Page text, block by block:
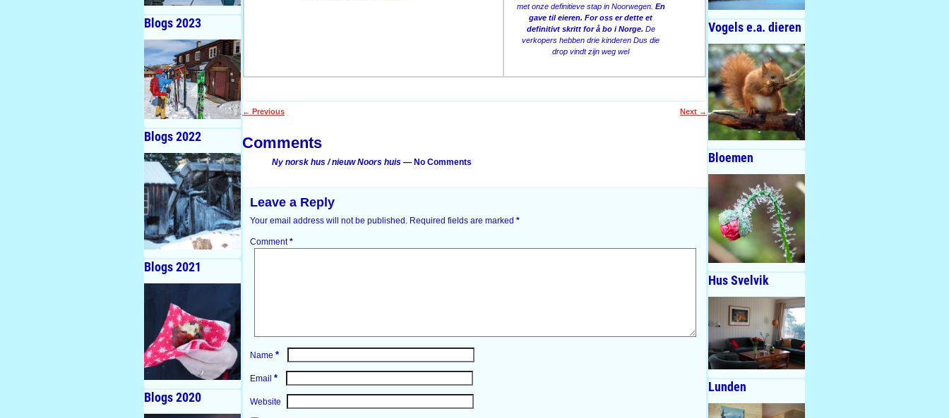
met onze definitieve stap in Noorwegen. En
gave til eieren. For oss er dette et
definitivt skritt for å bo i Norge. De
verkopers hebben drie kinderen Dus die
drop vindt zijn weg wel
← Previous Next →
Comments
Ny norsk hus / nieuw Noors huis — No Comments
Leave a Reply
Your email address will not be published. Required fields are marked *
Comment*
Name *
Email *
Website
Blogs 2023
Blogs 2022
Blogs 2021
Blogs 2020
Vogels e.a. dieren
Bloemen
Hus Svelvik
Lunden